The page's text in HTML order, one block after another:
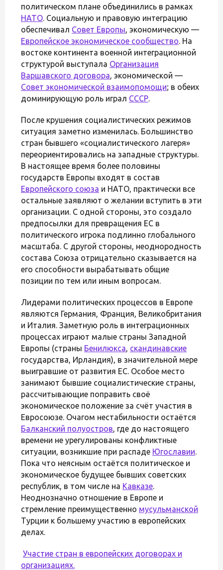
политическом плане объединились в рамках
НАТО. Социальную и правовую интеграцию
обеспечивал Совет Европы, экономическую —
Европейское экономическое сообщество. На
востоке континента военной интеграционной
структурой выступала Организация
Варшавского договора, экономической —
Совет экономической взаимопомощи; в обеих
доминирующую роль играл СССР.
После крушения социалистических режимов
ситуация заметно изменилась. Большинство
стран бывшего «социалистического лагеря»
переориентировались на западные структуры.
В настоящее время более половины
государств Европы входят в состав
Европейского союза и НАТО, практически все
остальные заявляют о желании вступить в эти
организации. С одной стороны, это создало
предпосылки для превращения ЕС в
политического игрока подлинно глобального
масштаба. С другой стороны, неоднородность
состава Союза отрицательно сказывается на
его способности вырабатывать общие
позиции по тем или иным вопросам.
Лидерами политических процессов в Европе
являются Германия, Франция, Великобритания
и Италия. Заметную роль в интеграционных
процессах играют малые страны Западной
Европы (страны Бенилюкса, скандинавские
государства, Ирландия), в значительной мере
выигравшие от развития ЕС. Особое место
занимают бывшие социалистические страны,
рассчитывающие поправить своё
экономическое положение за счёт участия в
Евросоюзе. Очагом нестабильности остаётся
Балканский полуостров, где до настоящего
времени не урегулированы конфликтные
ситуации, возникшие при распаде Югославии.
Пока что неясным остаётся политическое и
экономическое будущее бывших советских
республик, в том числе на Кавказе.
Неоднозначно отношение в Европе и
стремление преимущественно мусульманской
Турции к большему участию в европейских
делах.
Участие стран в европейских договорах и
организациях.